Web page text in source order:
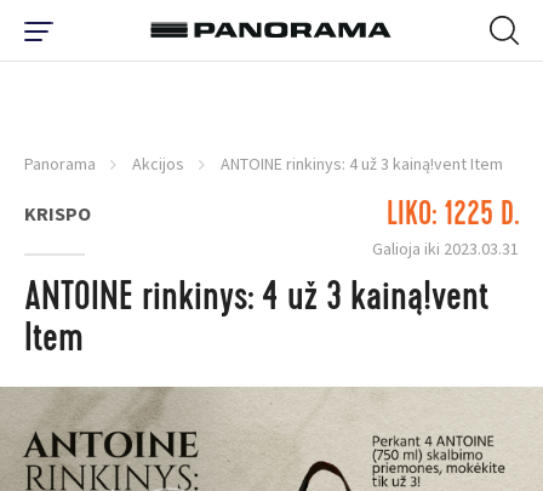
Panorama Akcijos ANTOINE rinkinys: 4 už 3 kainą!vent Item
KRISPO LIKO: 1225 D.
Galioja iki 2023.03.31
ANTOINE rinkinys: 4 už 3 kainą!vent
Item